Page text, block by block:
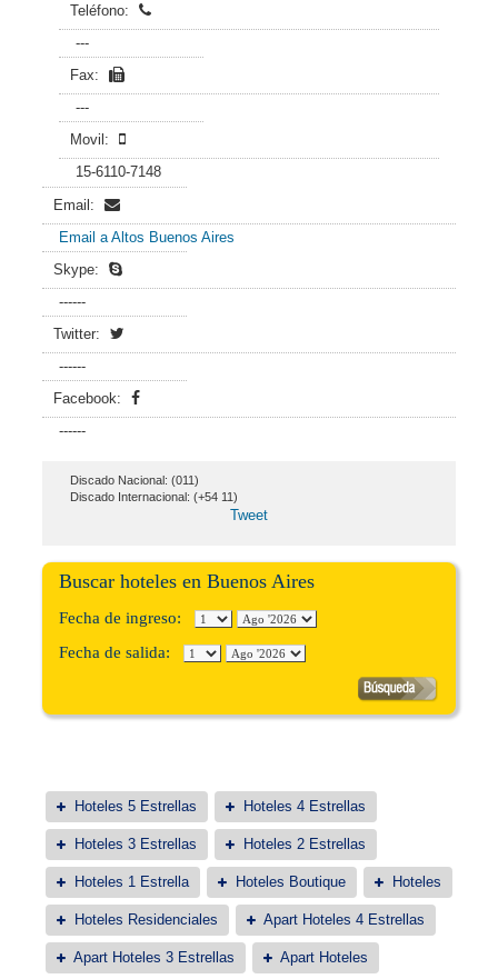
Teléfono:
---
Fax:
---
Movil:
15-6110-7148
Email:
Email a Altos Buenos Aires
Skype:
------
Twitter:
------
Facebook:
------
Discado Nacional: (011)
Discado Internacional: (+54 11)
Tweet
Buscar hoteles en Buenos Aires
Fecha de ingreso:
Fecha de salida:
Hoteles 5 Estrellas Hoteles 4 Estrellas
Hoteles 3 Estrellas Hoteles 2 Estrellas
Hoteles 1 Estrella Hoteles Boutique Hoteles
Hoteles Residenciales Apart Hoteles 4 Estrellas
Apart Hoteles 3 Estrellas Apart Hoteles